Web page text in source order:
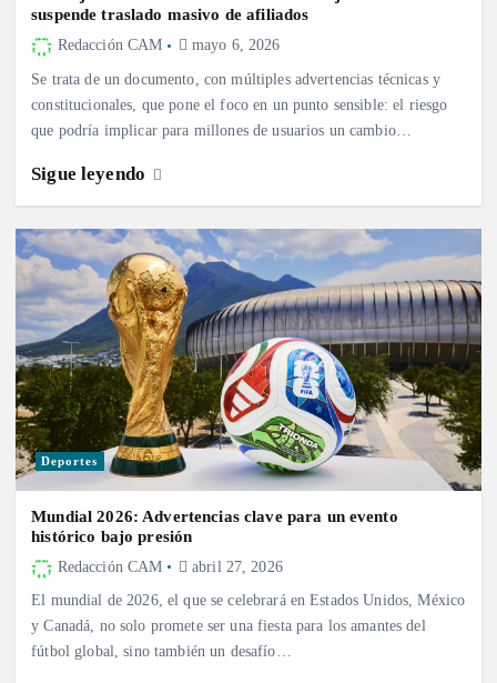
suspende traslado masivo de afiliados
Redacción CAM mayo 6, 2026
Se trata de un documento, con múltiples advertencias técnicas y
constitucionales, que pone el foco en un punto sensible: el riesgo
que podría implicar para millones de usuarios un cambio…
Sigue leyendo
Deportes
Mundial 2026: Advertencias clave para un evento
histórico bajo presión
Redacción CAM abril 27, 2026
El mundial de 2026, el que se celebrará en Estados Unidos, México
y Canadá, no solo promete ser una fiesta para los amantes del
fútbol global, sino también un desafío…